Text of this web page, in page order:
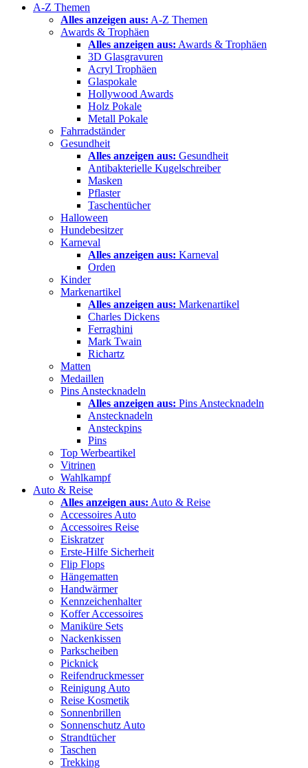
A-Z Themen
Alles anzeigen aus: A-Z Themen
Awards & Trophäen
Alles anzeigen aus: Awards & Trophäen
3D Glasgravuren
Acryl Trophäen
Glaspokale
Hollywood Awards
Holz Pokale
Metall Pokale
Fahrradständer
Gesundheit
Alles anzeigen aus: Gesundheit
Antibakterielle Kugelschreiber
Masken
Pflaster
Taschentücher
Halloween
Hundebesitzer
Karneval
Alles anzeigen aus: Karneval
Orden
Kinder
Markenartikel
Alles anzeigen aus: Markenartikel
Charles Dickens
Ferraghini
Mark Twain
Richartz
Matten
Medaillen
Pins Anstecknadeln
Alles anzeigen aus: Pins Anstecknadeln
Anstecknadeln
Ansteckpins
Pins
Top Werbeartikel
Vitrinen
Wahlkampf
Auto & Reise
Alles anzeigen aus: Auto & Reise
Accessoires Auto
Accessoires Reise
Eiskratzer
Erste-Hilfe Sicherheit
Flip Flops
Hängematten
Handwärmer
Kennzeichenhalter
Koffer Accessoires
Maniküre Sets
Nackenkissen
Parkscheiben
Picknick
Reifendruckmesser
Reinigung Auto
Reise Kosmetik
Sonnenbrillen
Sonnenschutz Auto
Strandtücher
Taschen
Trekking